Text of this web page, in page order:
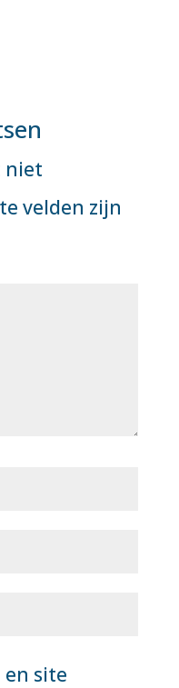
niet
velden zijn
site